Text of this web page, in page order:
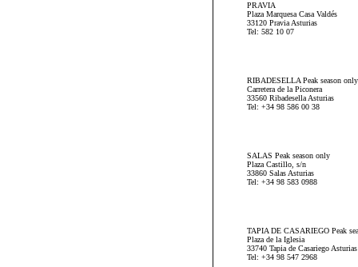
PRAVIA
Plaza Marquesa Casa Valdés
33120 Pravia Asturias
Tel: 582 10 07
RIBADESELLA Peak season only
Carretera de la Piconera
33560 Ribadesella Asturias
Tel: +34 98 586 00 38
SALAS Peak season only
Plaza Castillo, s/n
33860 Salas Asturias
Tel: +34 98 583 0988
TAPIA DE CASARIEGO Peak
Plaza de la Iglesia
33740 Tapia de Casariego Asturias
Tel: +34 98 547 2968